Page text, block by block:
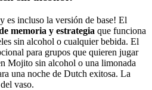
es incluso la versión de base! El
memoria y estrategia que funciona
sin alcohol o cualquier bebida. El
para grupos que quieren jugar
Mojito sin alcohol o una limonada
una noche de Dutch exitosa. La
vaso.